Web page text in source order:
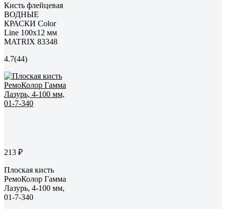
Кисть флейцевая
ВОДНЫЕ
КРАСКИ Color
Line 100x12 мм
MATRIX 83348
4.7(44)
213 ₽
Плоская кисть
РемоКолор Гамма
Лазурь, 4-100 мм,
01-7-340